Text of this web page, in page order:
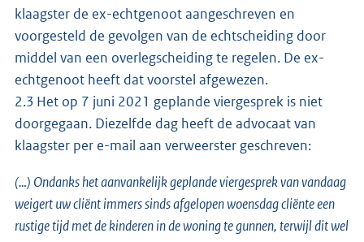
klaagster de ex-echtgenoot aangeschreven en
voorgesteld de gevolgen van de echtscheiding door
middel van een overlegscheiding te regelen. De ex-
echtgenoot heeft dat voorstel afgewezen.
2.3 Het op 7 juni 2021 geplande viergesprek is niet
doorgegaan. Diezelfde dag heeft de advocaat van
klaagster per e-mail aan verweerster geschreven:
(…) Ondanks het aanvankelijk geplande viergesprek van vandaag
weigert uw cliënt immers sinds afgelopen woensdag cliënte een
rustige tijd met de kinderen in de woning te gunnen, terwijl dit wel